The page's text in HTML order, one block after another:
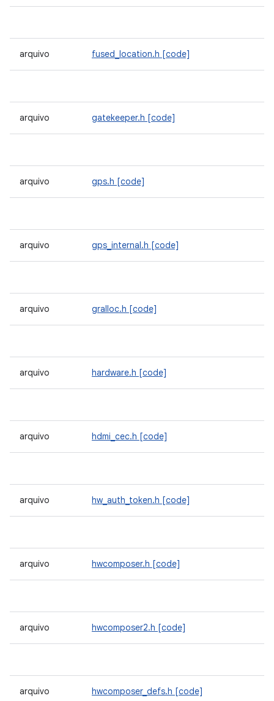
arquivo fused_location.h [code]
arquivo gatekeeper.h [code]
arquivo gps.h [code]
arquivo gps_internal.h [code]
arquivo gralloc.h [code]
arquivo hardware.h [code]
arquivo hdmi_cec.h [code]
arquivo hw_auth_token.h [code]
arquivo hwcomposer.h [code]
arquivo hwcomposer2.h [code]
arquivo hwcomposer_defs.h [code]